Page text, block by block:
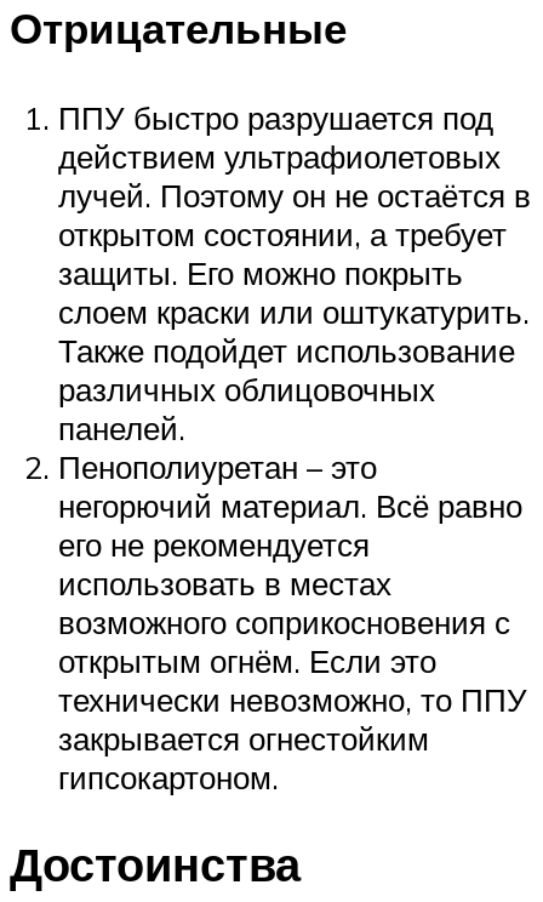
Отрицательные
ППУ быстро разрушается под
действием ультрафиолетовых
лучей. Поэтому он не остаётся в
открытом состоянии, а требует
защиты. Его можно покрыть
слоем краски или оштукатурить.
Также подойдет использование
различных облицовочных
панелей.
Пенополиуретан – это
негорючий материал. Всё равно
его не рекомендуется
использовать в местах
возможного соприкосновения с
открытым огнём. Если это
технически невозможно, то ППУ
закрывается огнестойким
гипсокартоном.
Достоинства